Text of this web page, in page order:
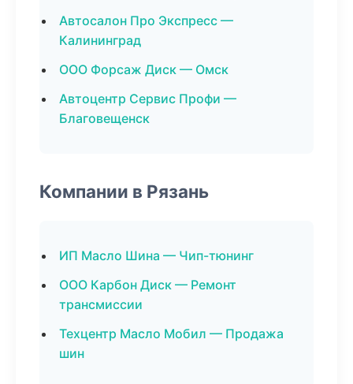
Автосалон Про Экспресс —
Калининград
ООО Форсаж Диск — Омск
Автоцентр Сервис Профи —
Благовещенск
Компании в Рязань
ИП Масло Шина — Чип-тюнинг
ООО Карбон Диск — Ремонт
трансмиссии
Техцентр Масло Мобил — Продажа
шин